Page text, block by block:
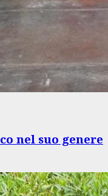
nel suo genere